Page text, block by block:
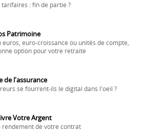
tarifaires : fin de partie ?
Patrimoine
euros, euro-croissance ou unités de compte,
option pour votre retraite
de l'assurance
se fourrent-ils le digital dans l'oeil ?
Votre Argent
rendement de votre contrat